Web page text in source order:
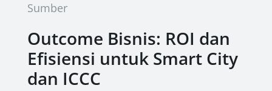
Sumber
Outcome Bisnis: ROI dan
Efisiensi untuk Smart City
dan ICCC